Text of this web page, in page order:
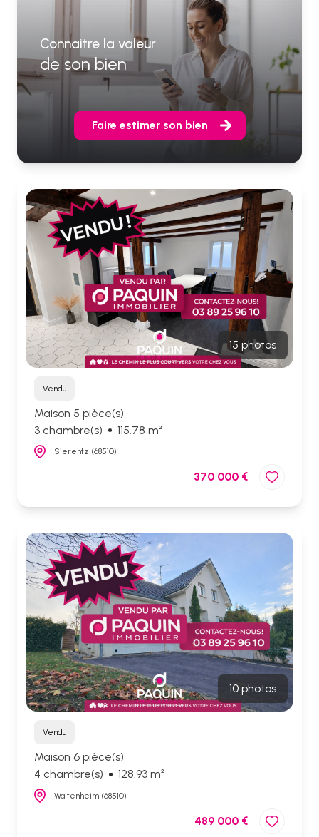
Connaitre la valeur
de son bien
Faire estimer son bien
15 photos
Vendu
Maison 5 pièce(s)
3 chambre(s)
115.78 m²
Sierentz (68510)
370 000 €
10 photos
Vendu
Maison 6 pièce(s)
4 chambre(s)
128.93 m²
Waltenheim (68510)
489 000 €